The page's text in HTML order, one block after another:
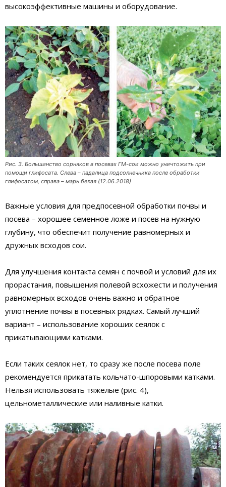
высокоэффективные машины и оборудование.
Рис. 3. Большинство сорняков в посевах ГМ-сои можно уничтожить при
помощи глифосата. Слева – падалица подсолнечника после обработки
глифосатом, справа – марь белая (12.06.2018)
Важные условия для предпосевной обработки почвы и
посева – хорошее семенное ложе и посев на нужную
глубину, что обеспечит получение равномерных и
дружных всходов сои.
Для улучшения контакта семян с почвой и условий для их
прорастания, повышения полевой всхожести и получения
равномерных всходов очень важно и обратное
уплотнение почвы в посевных рядках. Самый лучший
вариант – использование хороших сеялок с
прикатывающими катками.
Если таких сеялок нет, то сразу же после посева поле
рекомендуется прикатать кольчато-шпоровыми катками.
Нельзя использовать тяжелые (рис. 4),
цельнометаллические или наливные катки.